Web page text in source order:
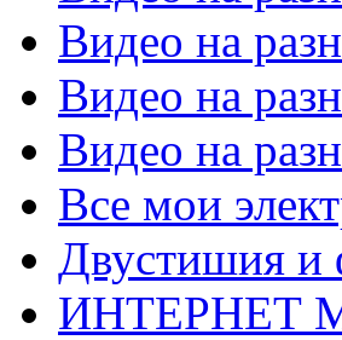
Видео на
Видео на
Видео на
Все мои
Двустишия и
ИНТЕРНЕТ